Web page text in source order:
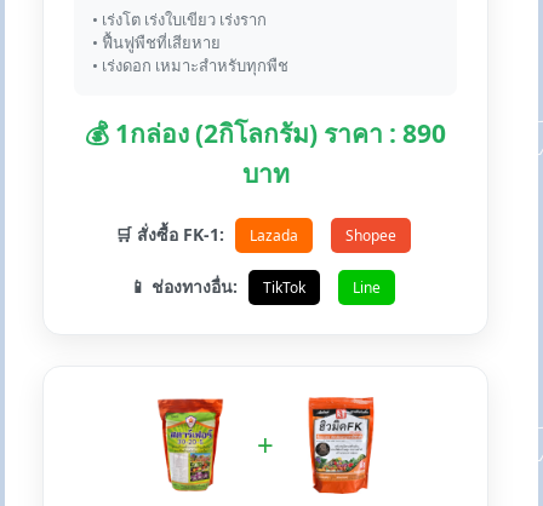
• เร่งโต เร่งใบเขียว เร่งราก
• ฟื้นฟูพืชที่เสียหาย
• เร่งดอก เหมาะสำหรับทุกพืช
💰 1กล่อง (2กิโลกรัม) ราคา : 890
บาท
🛒 สั่งซื้อ FK-1: Lazada Shopee
📱 ช่องทางอื่น: TikTok Line
+